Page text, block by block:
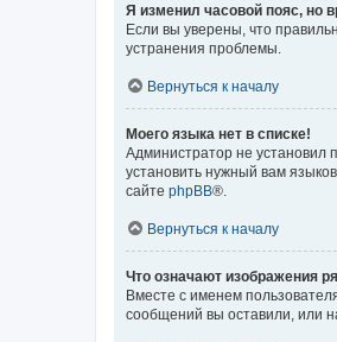
Я изменил часовой пояс, но
Если вы уверены, что
устранения проблемы.
Вернуться к началу
Моего языка нет в списке!
Администратор не установил
установить нужный вам
сайте phpBB®.
Вернуться к началу
Что означают изображения
Вместе с именем
сообщений вы оставили, или